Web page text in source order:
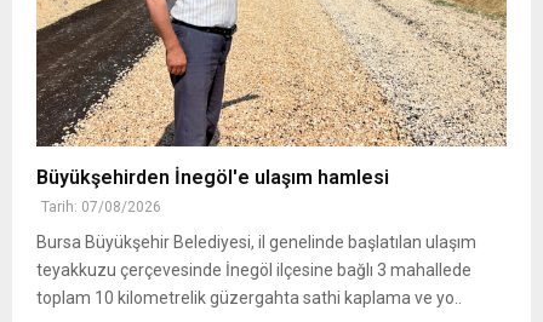
Büyükşehirden İnegöl'e ulaşım hamlesi
Tarih: 07/08/2026
Bursa Büyükşehir Belediyesi, il genelinde başlatılan ulaşım
teyakkuzu çerçevesinde İnegöl ilçesine bağlı 3 mahallede
toplam 10 kilometrelik güzergahta sathi kaplama ve yo..